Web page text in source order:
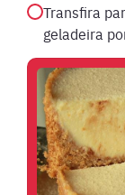
Transfira
geladeira